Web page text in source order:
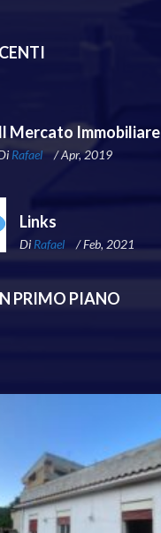
Mercato Immobiliare
Rafael / Apr, 2019
Links
DiRafael / Feb, 2021
PRIMO PIANO